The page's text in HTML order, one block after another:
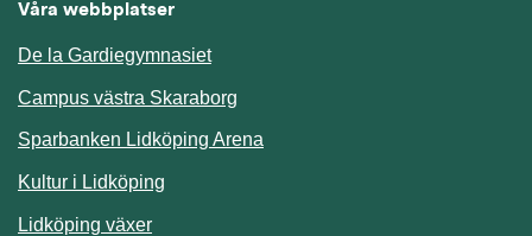
Våra webbplatser
De la Gardiegymnasiet
Campus västra Skaraborg
Sparbanken Lidköping Arena
Kultur i Lidköping
Lidköping växer